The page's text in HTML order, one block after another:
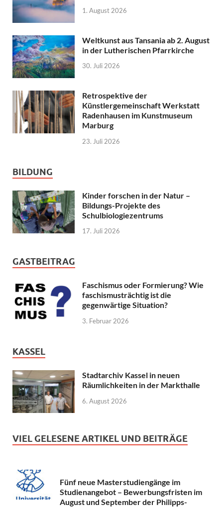
1. August 2026
Weltkunst aus Tansania ab 2. August
in der Lutherischen Pfarrkirche
30. Juli 2026
Retrospektive der
Künstlergemeinschaft Werkstatt
Radenhausen im Kunstmuseum
Marburg
23. Juli 2026
BILDUNG
Kinder forschen in der Natur –
Bildungs-Projekte des
Schulbiologiezentrums
17. Juli 2026
GASTBEITRAG
Faschismus oder Formierung? Wie
faschismusträchtig ist die
gegenwärtige Situation?
3. Februar 2026
KASSEL
Stadtarchiv Kassel in neuen
Räumlichkeiten in der Markthalle
6. August 2026
VIEL GELESENE ARTIKEL UND BEITRÄGE
Fünf neue Masterstudiengänge im
Studienangebot – Bewerbungsfristen im
August und September der Philipps-